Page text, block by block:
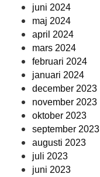
juni 2024
maj 2024
april 2024
mars 2024
februari 2024
januari 2024
december 2023
november 2023
oktober 2023
september 2023
augusti 2023
juli 2023
juni 2023